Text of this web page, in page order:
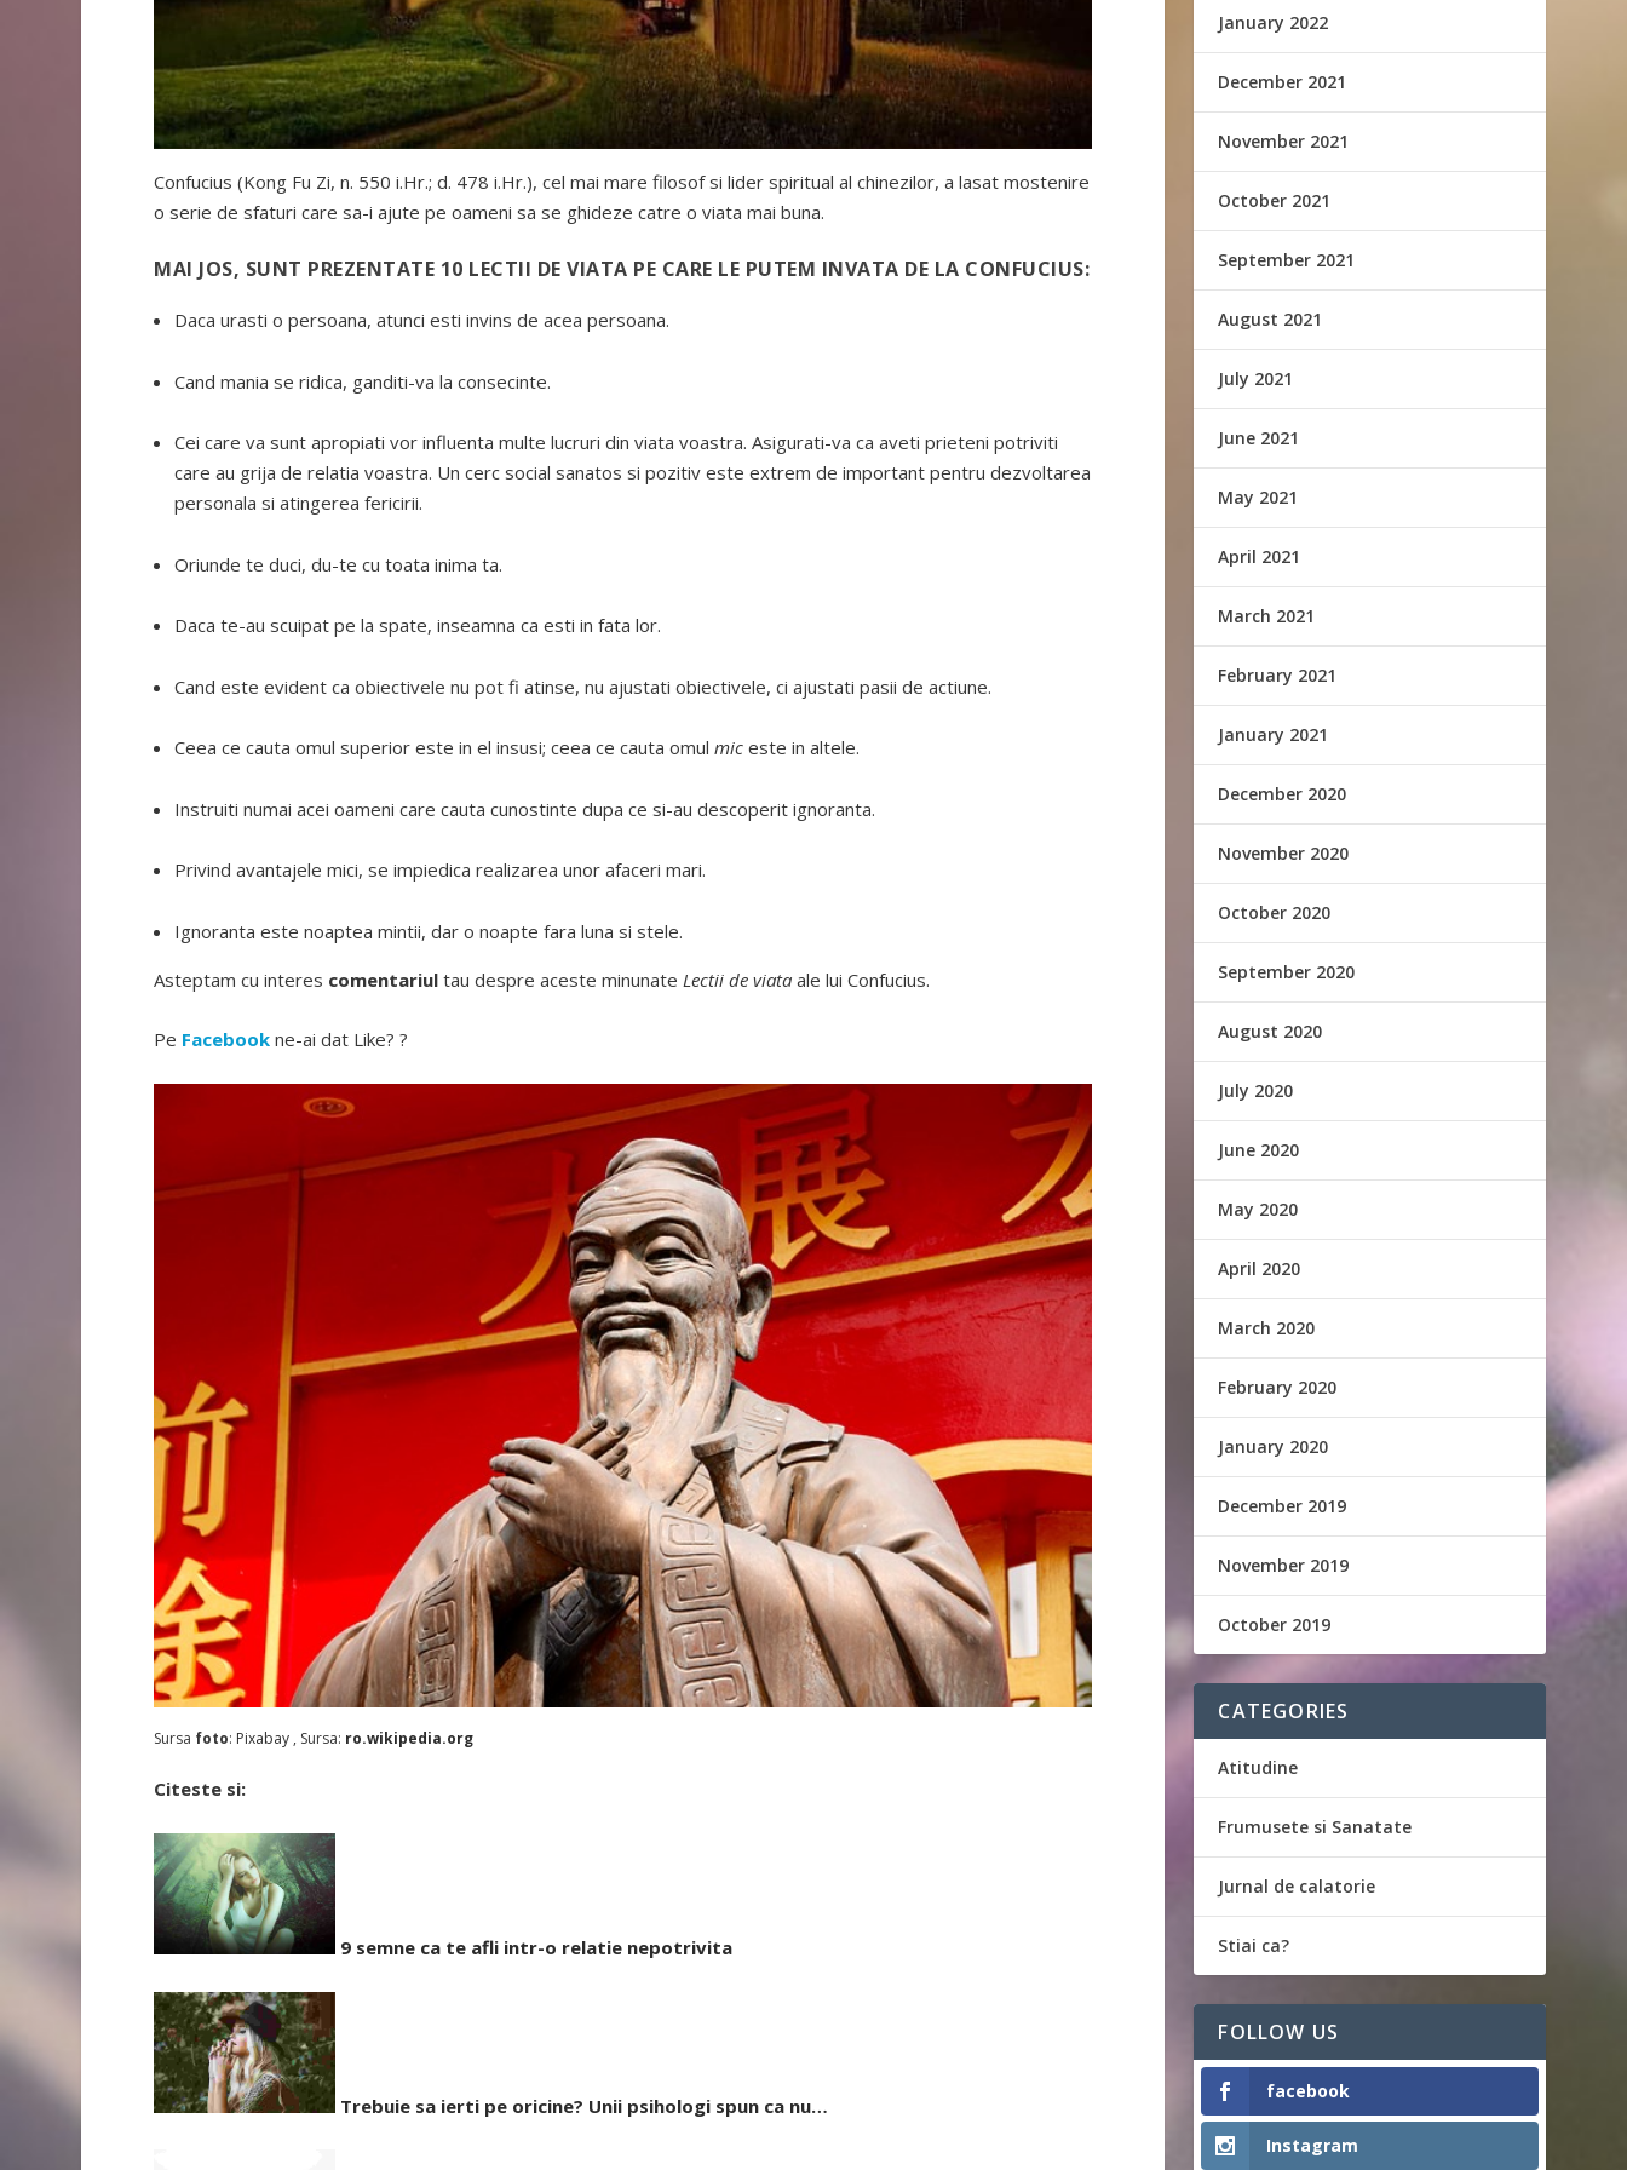
Confucius (Kong Fu Zi, n. 550 i.Hr.; d. 478 i.Hr.), cel mai mare filosof si lider spiritual al chinezilor, a lasat mostenire
o serie de sfaturi care sa-i ajute pe oameni sa se ghideze catre o viata mai buna.
MAI JOS, SUNT PREZENTATE 10 LECTII DE VIATA PE CARE LE PUTEM INVATA DE LA CONFUCIUS:
Daca urasti o persoana, atunci esti invins de acea persoana.
Cand mania se ridica, ganditi-va la consecinte.
Cei care va sunt apropiati vor influenta multe lucruri din viata voastra. Asigurati-va ca aveti prieteni potriviti
care au grija de relatia voastra. Un cerc social sanatos si pozitiv este extrem de important pentru dezvoltarea
personala si atingerea fericirii.
Oriunde te duci, du-te cu toata inima ta.
Daca te-au scuipat pe la spate, inseamna ca esti in fata lor.
Cand este evident ca obiectivele nu pot fi atinse, nu ajustati obiectivele, ci ajustati pasii de actiune.
Ceea ce cauta omul superior este in el insusi; ceea ce cauta omulmiceste in altele.
Instruiti numai acei oameni care cauta cunostinte dupa ce si-au descoperit ignoranta.
Privind avantajele mici, se impiedica realizarea unor afaceri mari.
Ignoranta este noaptea mintii, dar o noapte fara luna si stele.
Asteptam cu interes comentariul tau despre aceste minunate Lectii de viataale lui Confucius.
Pe Facebook ne-ai dat Like? ?
Sursa foto: Pixabay , Sursa: ro.wikipedia.org
Citeste si:
9 semne ca te afli intr-o relatie nepotrivita
Trebuie sa ierti pe oricine? Unii psihologi spun ca nu…
January 2022
December 2021
November 2021
October 2021
September 2021
August 2021
July 2021
June 2021
May 2021
April 2021
March 2021
February 2021
January 2021
December 2020
November 2020
October 2020
September 2020
August 2020
July 2020
June 2020
May 2020
April 2020
March 2020
February 2020
January 2020
December 2019
November 2019
October 2019
CATEGORIES
Atitudine
Frumusete si Sanatate
Jurnal de calatorie
Stiai ca?
FOLLOW US
facebook
Instagram